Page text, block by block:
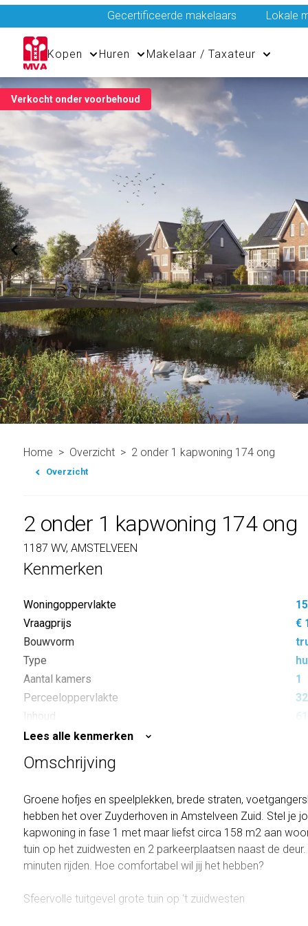
Gecertificeerde makelaars Lokale
Kopen Huren Makelaar / Taxateur
Verkocht onder voorbehoud
Home Overzicht 2 onder 1 kapwoning 174 ong
Overzicht
2 onder 1 kapwoning 174 ong
1187 WV, AMSTELVEEN
Kenmerken
Woningoppervlakte
Vraagprijs
€
Bouwvorm
Type
Aantal kamers
1
Perceeloppervlakte
Lees alle kenmerken
Omschrijving
Groene hofjes en speelplekken, brede straten,
hebben het over Zuyderhoven in Amstelveen Zuid. Stel je
kapwoning in fase 1 met maar liefst circa 158 m2 aan
tuin op het zuidwesten en 2 parkeerplaatsen naast de
minuten rijden. Hoe comfortabel wil jij het hebben?
Sfeervolle tuitgevel grote tuin op ‘t zuidwesten